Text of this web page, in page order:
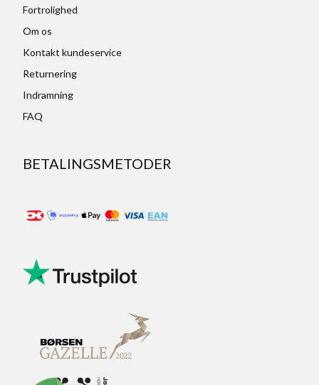
Fortrolighed
Om os
Kontakt kundeservice
Returnering
Indramning
FAQ
BETALINGSMETODER